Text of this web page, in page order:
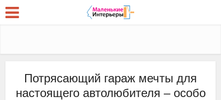
Потрясающий гараж мечты для
настоящего автолюбителя – особо